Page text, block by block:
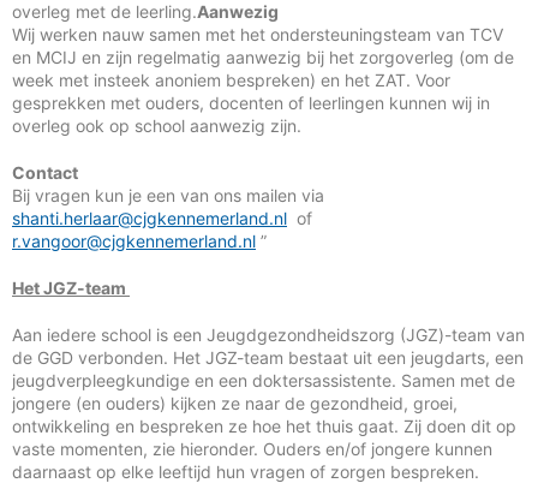
overleg met de leerling.Aanwezig
Wij werken nauw samen met het ondersteuningsteam van TCV
en MCIJ en zijn regelmatig aanwezig bij het zorgoverleg (om de
week met insteek anoniem bespreken) en het ZAT. Voor
gesprekken met ouders, docenten of leerlingen kunnen wij in
overleg ook op school aanwezig zijn.
Contact
Bij vragen kun je een van ons mailen via
shanti.herlaar@cjgkennemerland.nl of
r.vangoor@cjgkennemerland.nl ”
Het JGZ-team
Aan iedere school is een Jeugdgezondheidszorg (JGZ)-team van
de GGD verbonden. Het JGZ-team bestaat uit een jeugdarts, een
jeugdverpleegkundige en een doktersassistente. Samen met de
jongere (en ouders) kijken ze naar de gezondheid, groei,
ontwikkeling en bespreken ze hoe het thuis gaat. Zij doen dit op
vaste momenten, zie hieronder. Ouders en/of jongere kunnen
daarnaast op elke leeftijd hun vragen of zorgen bespreken.